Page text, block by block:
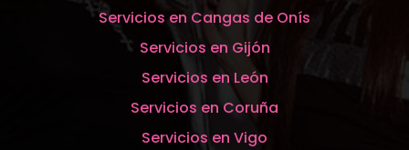
Servicios en Cangas de Onís
Servicios en Gijón
Servicios en León
Servicios en Coruña
Servicios en Vigo